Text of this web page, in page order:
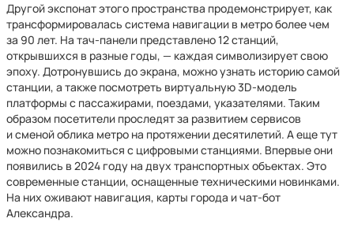
Другой экспонат этого пространства продемонстрирует, как
трансформировалась система навигации в метро более чем
за 90 лет. На тач-панели представлено 12 станций,
открывшихся в разные годы, — каждая символизирует свою
эпоху. Дотронувшись до экрана, можно узнать историю самой
станции, а также посмотреть виртуальную 3D-модель
платформы с пассажирами, поездами, указателями. Таким
образом посетители проследят за развитием сервисов
и сменой облика метро на протяжении десятилетий. А еще тут
можно познакомиться с цифровыми станциями. Впервые они
появились в 2024 году на двух транспортных объектах. Это
современные станции, оснащенные техническими новинками.
На них оживают навигация, карты города и чат-бот
Александра.